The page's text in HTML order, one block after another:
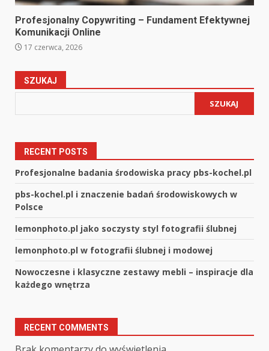
Profesjonalny Copywriting – Fundament Efektywnej
Komunikacji Online
17 czerwca, 2026
SZUKAJ
SZUKAJ
RECENT POSTS
Profesjonalne badania środowiska pracy pbs-kochel.pl
pbs-kochel.pl i znaczenie badań środowiskowych w
Polsce
lemonphoto.pl jako soczysty styl fotografii ślubnej
lemonphoto.pl w fotografii ślubnej i modowej
Nowoczesne i klasyczne zestawy mebli – inspiracje dla
każdego wnętrza
RECENT COMMENTS